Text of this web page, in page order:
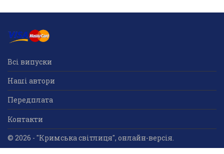
Всі випуски
Наші автори
Передплата
Контакти
© 2026 - "Кримська світлиця", онлайн-версія.